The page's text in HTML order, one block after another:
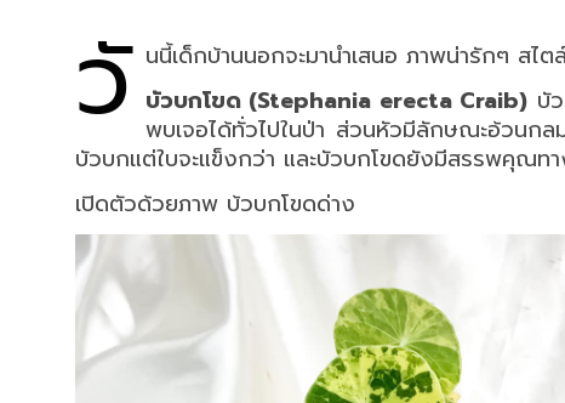
วั นนี้เด็กบ้านนอกจะมานำเสนอ ภาพน่ารักๆ สไ
บัวบกโขด (Stephania erecta Craib) บั
พบเจอได้ทั่วไปในป่า ส่วนหัวมีลักษณะอ้วนกล
บัวบกแต่ใบจะแข็งกว่า และบัวบกโขดยังมีสรรพคุณท
เปิดตัวด้วยภาพ บ้วบกโขดด่าง